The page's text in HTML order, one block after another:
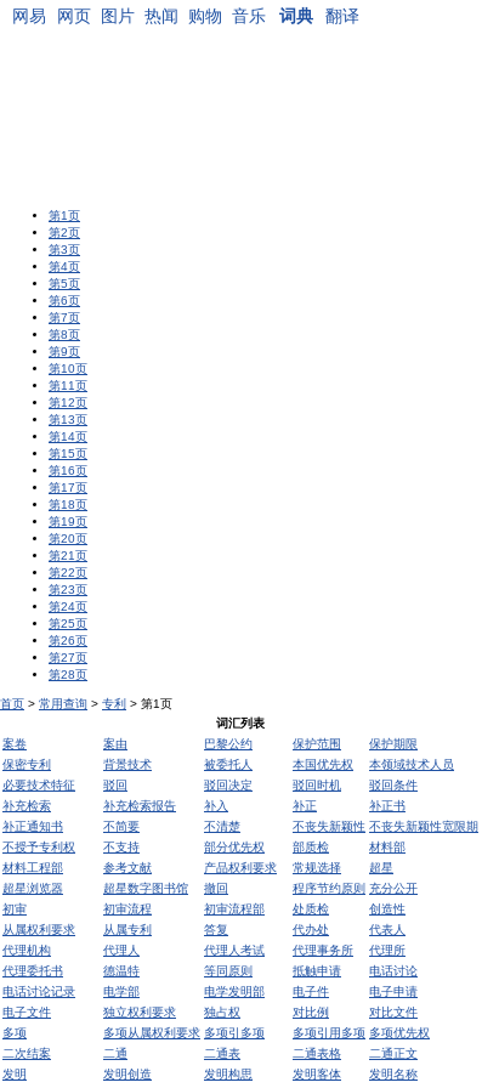
网易 网页 图片 热闻 购物 音乐 词典 翻译
第1页
第2页
第3页
第4页
第5页
第6页
第7页
第8页
第9页
第10页
第11页
第12页
第13页
第14页
第15页
第16页
第17页
第18页
第19页
第20页
第21页
第22页
第23页
第24页
第25页
第26页
第27页
第28页
首页 > 常用查询 > 专利 > 第1页
词汇列表
案卷
案由 巴黎公约 保护范围
保护期限
保密专利
背景技术 被委托人 本国优先权
本领域技术人员
必要技术特征
驳回 驳回决定 驳回时机
驳回条件
补充检索
补充检索报告 补入 补正
补正书
补正通知书
不简要 不清楚 不丧失新颖性 不丧失新颖性宽限期
不授予专利权
不支持 部分优先权 部质检
材料部
材料工程部
参考文献 产品权利要求 常规选择
超星
超星浏览器
超星数字图书馆 撤回 程序节约原则 充分公开
初审
初审流程 初审流程部 处质检
创造性
从属权利要求
从属专利 答复 代办处
代表人
代理机构
代理人 代理人考试 代理事务所
代理所
代理委托书
德温特 等同原则 抵触申请
电话讨论
电话讨论记录
电学部 电学发明部 电子件
电子申请
电子文件
独立权利要求 独占权 对比例
对比文件
多项
多项从属权利要求 多项引多项 多项引用多项 多项优先权
二次结案
二通 二通表 二通表格
二通正文
发明
发明创造 发明构思 发明客体 发明名称